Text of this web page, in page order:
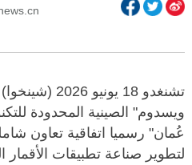
تشنغدو 18
ويسدوم" الصينية المحدودة
عُمان" رسميا اتفاقية تعاون
لتطوير صناعة تطبيقات الأقمار